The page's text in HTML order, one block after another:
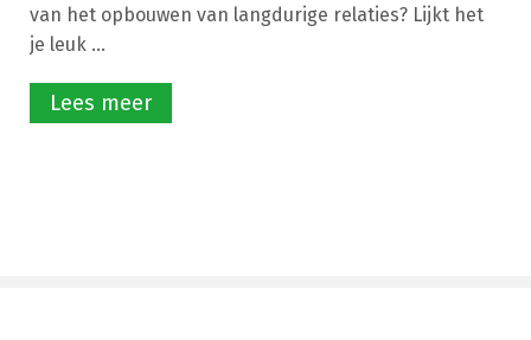
van het opbouwen van langdurige relaties? Lijkt het
je leuk ...
Lees meer